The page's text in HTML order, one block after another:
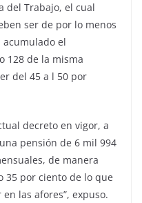
del Trabajo, el cual
ser de por lo menos
el
128 de la misma
del 45 a l 50 por
decreto en vigor, a
pensión de 6 mil 994
de manera
35 por ciento de lo que
las afores”, expuso.